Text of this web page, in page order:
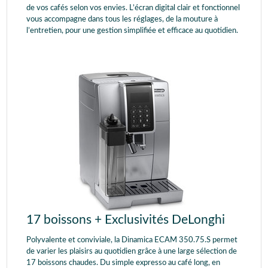
de vos cafés selon vos envies. L’écran digital clair et fonctionnel
vous accompagne dans tous les réglages, de la mouture à
l’entretien, pour une gestion simplifiée et efficace au quotidien.
17 boissons + Exclusivités DeLonghi
Polyvalente et conviviale, la Dinamica ECAM 350.75.S permet
de varier les plaisirs au quotidien grâce à une large sélection de
17 boissons chaudes. Du simple expresso au café long, en